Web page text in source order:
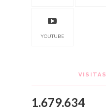
YOUTUBE
VISITAS
1,679,634